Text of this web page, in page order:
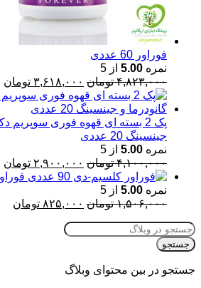
فوراور 60 عددی
نمره 5.00 از 5
۴,۸۲۳,۰۰۰ تومان قیمت
اصلی:
۴,۸۲۳,۰۰۰ تومان
بود.
۳,۶۱۸,۰۰۰ تومان
پک 2 بسته ای قهوه فوری سوپریم
جینسینگ 20 عددی
نمره 5.00 از 5
۴,۱۰۰,۰۰۰ تومان قیمت
اصلی:
بود.
۲,۹۰۰,۰۰۰ تومان
نمره 5.00 از 5
۱,۵۰۶,۰۰۰ تومان قیمت
۸۲۵,۰۰۰ تومان
جستجو
جستجو در بین محتوای وبلاگ